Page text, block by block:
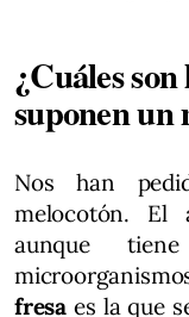
¿Cuáles
suponen un
Nos han
melocotón. El
aunque
fresaes la que